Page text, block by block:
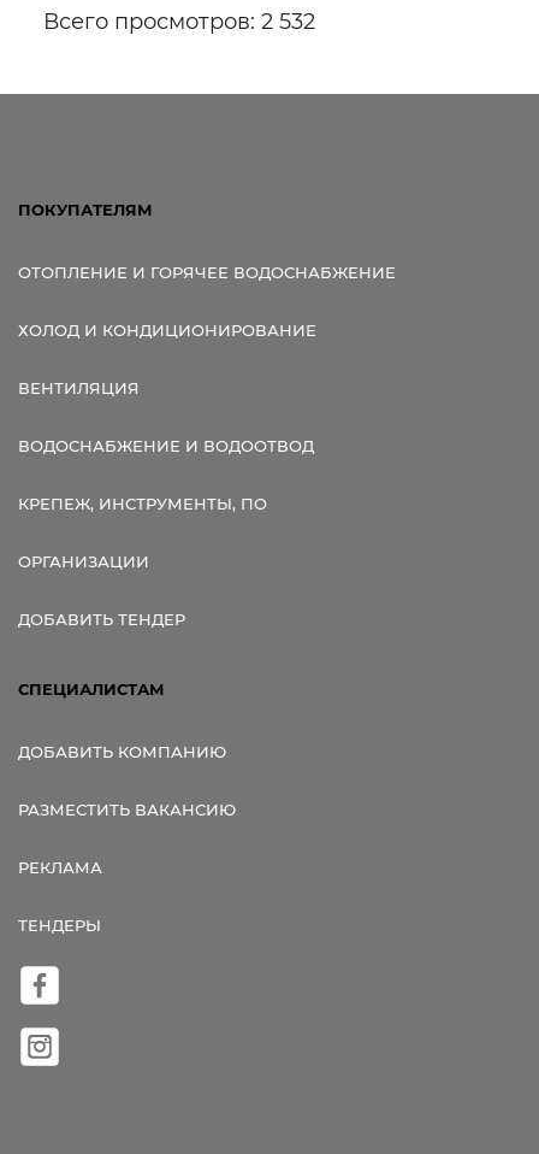
Всего просмотров: 2 532
ПОКУПАТЕЛЯМ
ОТОПЛЕНИЕ И ГОРЯЧЕЕ ВОДОСНАБЖЕНИЕ
ХОЛОД И КОНДИЦИОНИРОВАНИЕ
ВЕНТИЛЯЦИЯ
ВОДОСНАБЖЕНИЕ И ВОДООТВОД
КРЕПЕЖ, ИНСТРУМЕНТЫ, ПО
ОРГАНИЗАЦИИ
ДОБАВИТЬ ТЕНДЕР
СПЕЦИАЛИСТАМ
ДОБАВИТЬ КОМПАНИЮ
РАЗМЕСТИТЬ ВАКАНСИЮ
РЕКЛАМА
ТЕНДЕРЫ